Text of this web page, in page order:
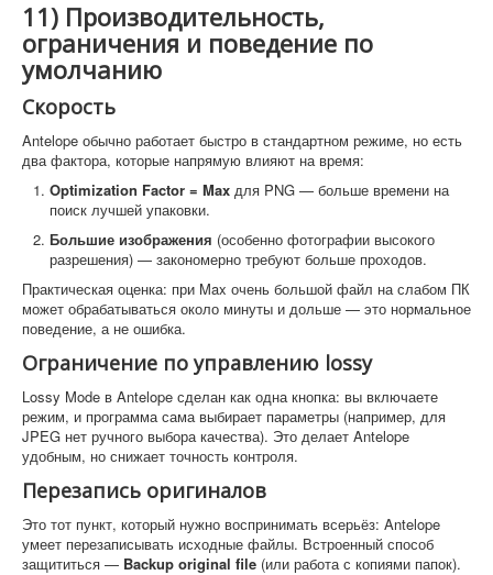
11) Производительность,
ограничения и поведение по
умолчанию
Скорость
Antelope обычно работает быстро в стандартном режиме, но есть
два фактора, которые напрямую влияют на время:
Optimization Factor = Max для PNG — больше времени на
поиск лучшей упаковки.
Большие изображения (особенно фотографии высокого
разрешения) — закономерно требуют больше проходов.
Практическая оценка: при Max очень большой файл на слабом ПК
может обрабатываться около минуты и дольше — это нормальное
поведение, а не ошибка.
Ограничение по управлению lossy
Lossy Mode в Antelope сделан как одна кнопка: вы включаете
режим, и программа сама выбирает параметры (например, для
JPEG нет ручного выбора качества). Это делает Antelope
удобным, но снижает точность контроля.
Перезапись оригиналов
Это тот пункт, который нужно воспринимать всерьёз: Antelope
умеет перезаписывать исходные файлы. Встроенный способ
защититься — Backup original file (или работа с копиями папок).